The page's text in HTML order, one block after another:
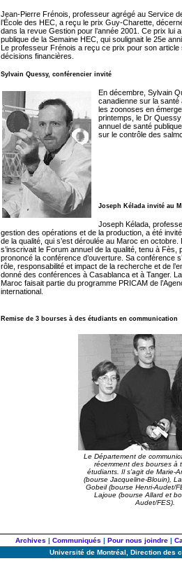
Jean-Pierre Frénois, professeur agrégé au Service
l’École des HEC, a reçu le prix Guy-Charette,
dans la revue Gestion pour l’année 2001. Ce prix lui
publique de la Semaine HEC, qui soulignait le 25e
Le professeur Frénois a reçu ce prix pour son article
décisions financières.
Sylvain Quessy, conférencier invité
En décembre, Sylvain
canadienne sur la santé
les zoonoses en
printemps, le Dr
annuel de santé
sur le contrôle des
Joseph Kélada invité au
Joseph Kélada,
gestion des opérations et de la production, a été
de la qualité, qui s’est déroulée au Maroc en
s’inscrivait le Forum annuel de la qualité, tenu à Fès,
prononcé la conférence d’ouverture. Sa conférence
rôle, responsabilité et impact de la recherche et de
donné des conférences à Casablanca et à Tanger.
Maroc faisait partie du programme PRICAM de
international.
Remise de 3 bourses à des étudiants en communication
Le Département de
récemment des bourses à
étudiants. Il s’agit de Marie-
(bourse Jacqueline-Blouin),
Gobeil (bourse Henri-Audet/
Lajoue (bourse Allard et
Audet/FES).
Archives | Communiqués | Pour nous joindre|
Université de Montréal, Direction des